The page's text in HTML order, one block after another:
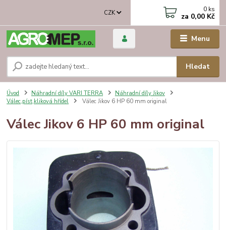
Menu
CZK
Hledat
0 ks
za 0,00 Kč
Úvod Náhradní díly VARI TERRA
Náhradní díly Jikov
Válec,píst,kliková hřídel
Válec Jikov 6 HP 60 mm original
Válec Jikov 6 HP 60 mm original